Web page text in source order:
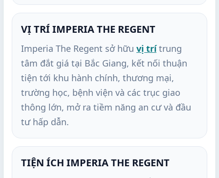
VỊ TRÍ IMPERIA THE REGENT
Imperia The Regent sở hữu vị trítrung
tâm đắt giá tại Bắc Giang, kết nối thuận
tiện tới khu hành chính, thương mại,
trường học, bệnh viện và các trục giao
thông lớn, mở ra tiềm năng an cư và đầu
tư hấp dẫn.
TIỆN ÍCH IMPERIA THE REGENT